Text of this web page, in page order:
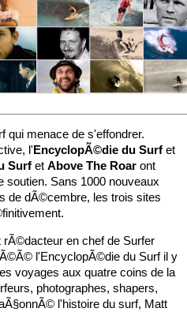
qui menace de s'effondrer.
l'EncyclopÃ©die du Surf et
Surf et Above The Roar ont
soutien. Sans 1000 nouveaux
de dÃ©cembre, les trois sites
en chef de Surfer
l'EncyclopÃ©die du Surf il y
voyages aux quatre coins de la
photographes, shapers,
l'histoire du surf, Matt